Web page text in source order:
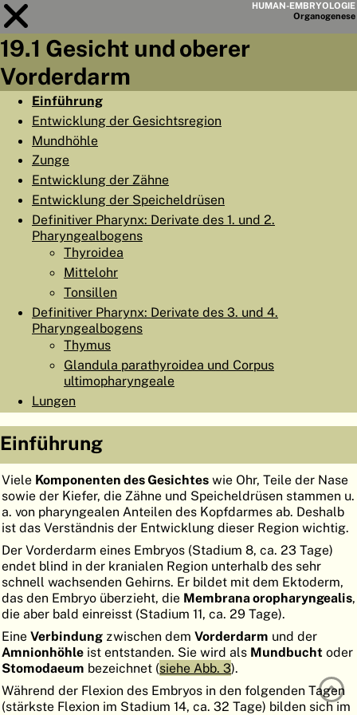
HUMAN-EMBRYOLOGIE
Organogenese
KAPITELLISTE
EMBRYOGENESE
ATLASEMBRYOLOGY
SUCHEN
FR
EN
19.1 Gesicht und oberer
Vorderdarm
Einführung
Entwicklung der Gesichtsregion
Mundhöhle
Zunge
Entwicklung der Zähne
Entwicklung der Speicheldrüsen
Definitiver Pharynx: Derivate des 1. und 2.
Pharyngealbogens
Thyroidea
Mittelohr
Tonsillen
Definitiver Pharynx: Derivate des 3. und 4.
Pharyngealbogens
Thymus
Glandula parathyroidea und Corpus
ultimopharyngeale
Lungen
Einführung
Viele Komponenten des Gesichtes wie Ohr, Teile der Nase
sowie der Kiefer, die Zähne und Speicheldrüsen stammen u.
a. von pharyngealen Anteilen des Kopfdarmes ab. Deshalb
ist das Verständnis der Entwicklung dieser Region wichtig.
Der Vorderdarm eines Embryos (Stadium 8, ca. 23 Tage)
endet blind in der kranialen Region unterhalb des sehr
schnell wachsenden Gehirns. Er bildet mit dem Ektoderm,
das den Embryo überzieht, die Membrana oropharyngealis,
die aber bald einreisst (Stadium 11, ca. 29 Tage).
Eine Verbindung zwischen dem Vorderdarm und der
Amnionhöhle ist entstanden. Sie wird als Mundbucht oder
Stomodaeum bezeichnet (siehe Abb. 3).
Während der Flexion des Embryos in den folgenden Tagen
(stärkste Flexion im Stadium 14, ca. 32 Tage) bilden sich im